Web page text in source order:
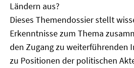
Ländern aus?
Dieses Themendossier stellt
Erkenntnisse zum Thema
den Zugang zu weiterführenden
zu Positionen der politischen